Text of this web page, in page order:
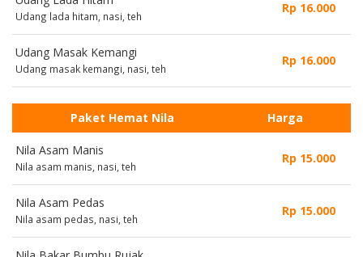
Udang lada hitam, nasi, teh
Rp 16.000
Udang Masak Kemangi
Udang masak kemangi, nasi, teh
Rp 16.000
Paket Hemat Nila Harga
Nila Asam Manis
Nila asam manis, nasi, teh
Rp 15.000
Nila Asam Pedas
Nila asam pedas, nasi, teh
Rp 15.000